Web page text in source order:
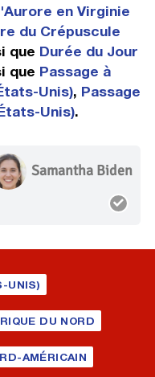
en Virginie
du Crépuscule
que Durée du Jour
que Passage à
Unis), Passage
Unis).
Samantha Biden
UNIS)
DU NORD
AMÉRICAIN